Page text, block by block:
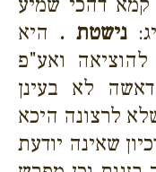
נישטת . היא
ואע"פ
לא בעינן
לרצונה היכא
שאינה יודעת